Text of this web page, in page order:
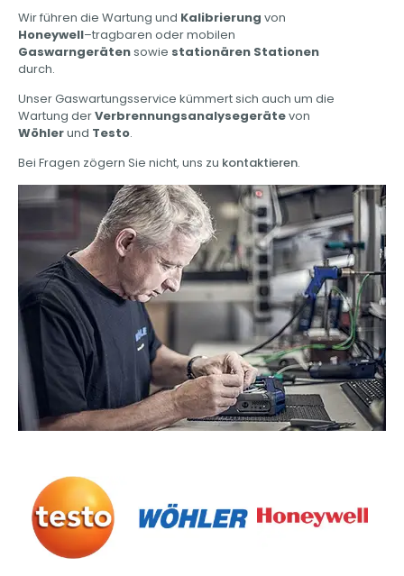
Wir führen die Wartung und Kalibrierung von
Honeywell–tragbaren oder mobilen
Gaswarngerätensowie stationären Stationen
durch.
Unser Gaswartungsservice kümmert sich auch um die
Wartung derVerbrennungsanalysegerätevon
Wöhlerund Testo.
Bei Fragen zögern Sie nicht, uns zu kontaktieren.